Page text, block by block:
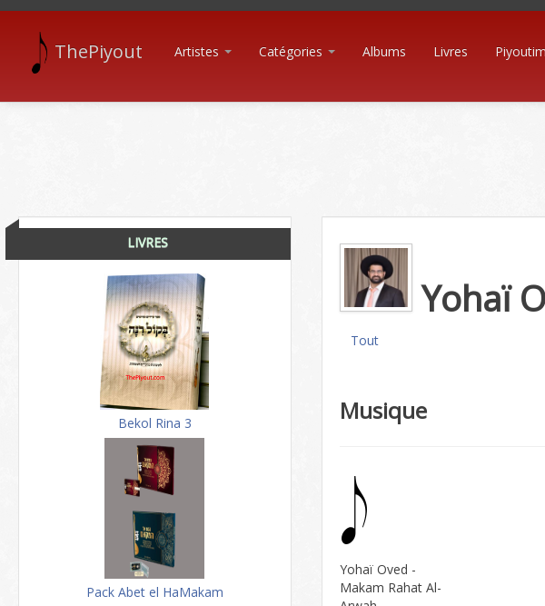
ThePiyout Artistes Catégories Albums Livres Piyoutim
LIVRES
Bekol Rina 3
Pack Abet el HaMakam
Yohaï
Tout
Musique
Yohaï Oved -
Makam Rahat Al-